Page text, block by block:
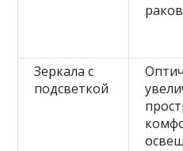
Зеркала с
подсветкой